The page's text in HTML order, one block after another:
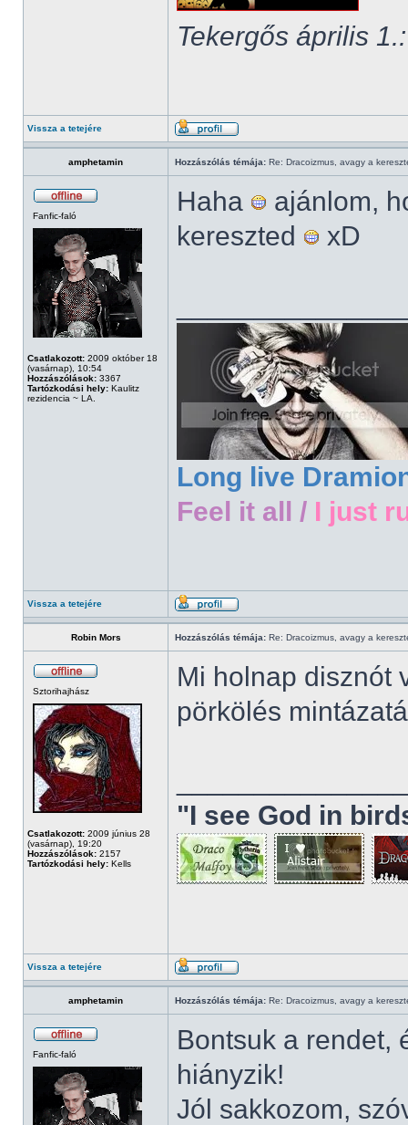
Tekergős április 1.:
Vissza a tetejére
amphetamin Hozzászólás témája: Re: Dracoizmus, avagy a
Fanfic-faló
Csatlakozott: 2009 október 18
(vasárnap), 10:54
Hozzászólások: 3367
Tartózkodási hely: Kaulitz
rezidencia ~ LA.
Haha
ajánlom,
kereszted
xD
Long live
Feel it all / I just
Vissza a tetejére
Robin Mors Hozzászólás témája: Re: Dracoizmus, avagy a
Sztorihajhász
Csatlakozott: 2009 június 28
(vasárnap), 19:20
Hozzászólások: 2157
Tartózkodási hely: Kells
Mi holnap disznót
pörkölés
"I see God in
Vissza a tetejére
amphetamin Hozzászólás témája: Re: Dracoizmus, avagy a
Fanfic-faló
Bontsuk a rendet,
hiányzik!
Jól sakkozom,